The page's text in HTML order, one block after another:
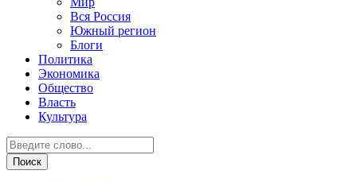
Вся Россия
Южный регион
Блоги
Политика
Экономика
Общество
Власть
Культура